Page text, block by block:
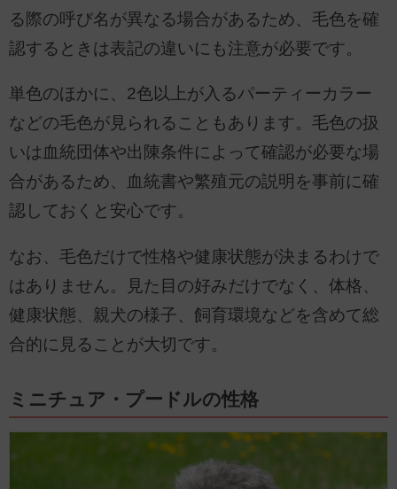
る際の呼び名が異なる場合があるため、毛色を確
認するときは表記の違いにも注意が必要です。
単色のほかに、2色以上が入るパーティーカラー
などの毛色が見られることもあります。毛色の扱
いは血統団体や出陳条件によって確認が必要な場
合があるため、血統書や繁殖元の説明を事前に確
認しておくと安心です。
なお、毛色だけで性格や健康状態が決まるわけで
はありません。見た目の好みだけでなく、体格、
健康状態、親犬の様子、飼育環境などを含めて総
合的に見ることが大切です。
ミニチュア・プードルの性格